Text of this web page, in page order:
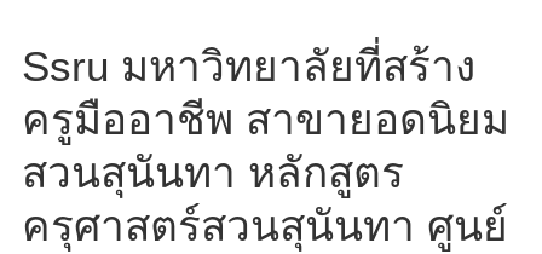
Ssru มหาวิทยาลัยที่สร้าง
ครูมืออาชีพ สาขายอดนิยม
สวนสุนันทา หลักสูตร
ครุศาสตร์สวนสุนันทา ศูนย์